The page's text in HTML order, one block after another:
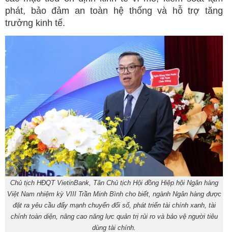
phát, bảo đảm an toàn hệ thống và hỗ trợ tăng
trưởng kinh tế.
Chủ tịch HĐQT VietinBank, Tân Chủ tịch Hội đồng Hiệp hội Ngân hàng
Việt Nam nhiệm kỳ VIII Trần Minh Bình cho biết, ngành Ngân hàng được
đặt ra yêu cầu đẩy mạnh chuyển đổi số, phát triển tài chính xanh, tài
chính toàn diện, nâng cao năng lực quản trị rủi ro và bảo vệ người tiêu
dùng tài chính.